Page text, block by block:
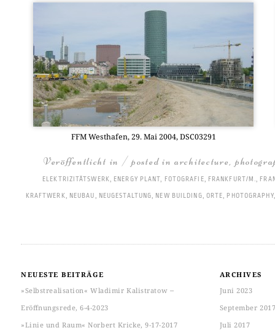
FFM West­ha­fen, 29. Mai 2004, DSC03291
Veröffentlicht in / posted inarchitecture,
ELEKTRIZITÄTSWERK, ENERGY PLANT, FOTOGRAFIE, FRANKFURT/M.,
KRAFTWERK, NEUBAU, NEUGESTALTUNG, NEW BUILDING, ORTE, PHOTOGRAPHY
NEUESTE BEITRÄGE
»Selbstrealisation« Wladimir Kalistratow ‒
Eröffnungsrede, 6-4-2023
»Linie und Raum« Norbert Kricke, 9-17-2017
ARCHIVES
Juni 2023
September
Juli 2017